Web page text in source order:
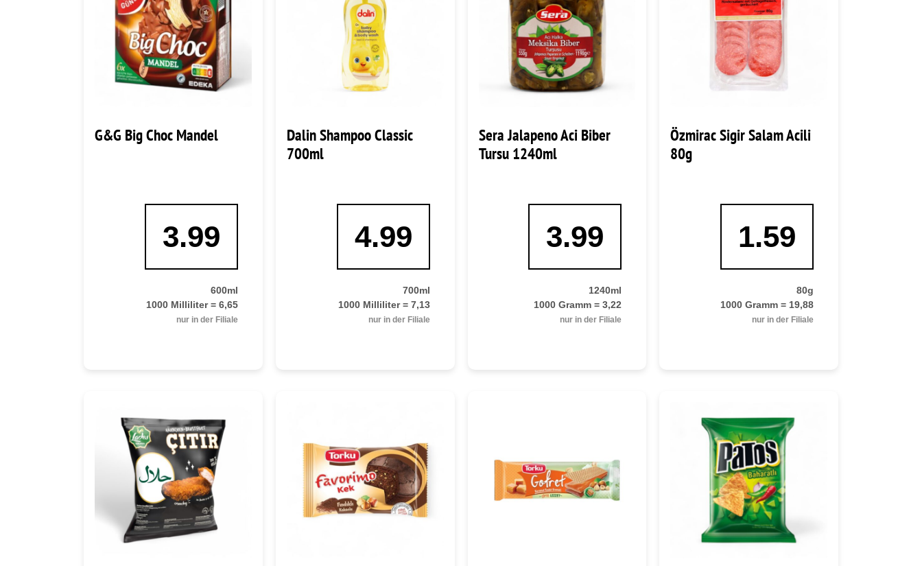
G&G Big Choc Mandel
3.99
600ml
1000 Milliliter = 6,65
nur in der Filiale
Dalin Shampoo Classic
700ml
4.99
700ml
1000 Milliliter = 7,13
nur in der Filiale
Sera Jalapeno Aci Biber
Tursu 1240ml
3.99
1240ml
1000 Gramm = 3,22
nur in der Filiale
Özmirac Sigir Salam Acili
80g
1.59
80g
1000 Gramm = 19,88
nur in der Filiale